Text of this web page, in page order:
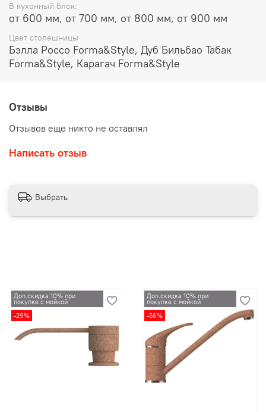
В кухонный блок:
от 600 мм, от 700 мм, от 800 мм, от 900 мм
Цвет столешницы
Бэлла Россо Forma&Style, Дуб Бильбао Табак
Forma&Style, Карагач Forma&Style
Отзывы
Отзывов еще никто не оставлял
Написать отзыв
Выбрать
Доп.скидка 10% при
покупке с мойкой
-29%
Доп.скидка 10% при
покупке с мойкой
-56%